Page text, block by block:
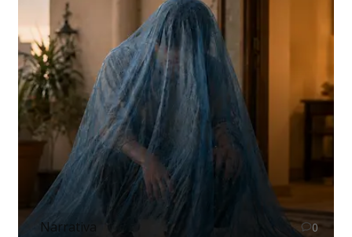
Narrativa 0